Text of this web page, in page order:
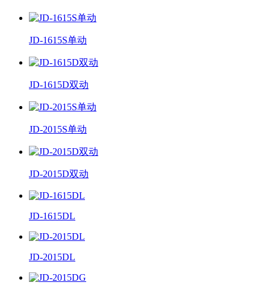
JD-1615S单动
JD-1615D双动
JD-2015S单动
JD-2015D双动
JD-1615DL
JD-2015DL